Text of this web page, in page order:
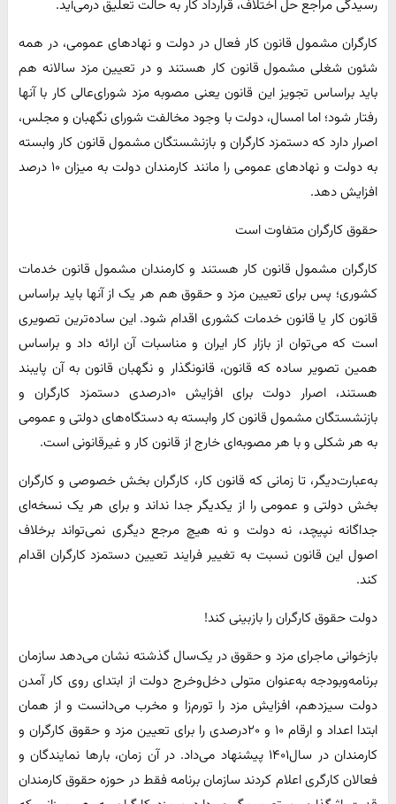
رسیدگی مراجع حل اختلاف، قرارداد کار به حالت تعلیق درمی‌آید.
کارگران مشمول قانون کار فعال در دولت و نهادهای عمومی، در همه
شئون شغلی مشمول قانون کار هستند و در تعیین مزد سالانه هم
باید براساس تجویز این قانون یعنی مصوبه مزد شورای‌عالی کار با آنها
رفتار شود؛ اما امسال، دولت با وجود مخالفت شورای نگهبان و مجلس،
اصرار دارد که دستمزد کارگران و بازنشستگان مشمول قانون کار وابسته
به دولت و نهادهای عمومی را مانند کارمندان دولت به میزان ۱۰ درصد
افزایش دهد.
حقوق کارگران متفاوت است
کارگران مشمول قانون کار هستند و کارمندان مشمول قانون خدمات
کشوری؛ پس برای تعیین مزد و حقوق هم هر یک از آنها باید براساس
قانون کار یا قانون خدمات کشوری اقدام شود. این ساده‌ترین تصویری
است که می‌توان از بازار کار ایران و مناسبات آن ارائه داد و براساس
همین تصویر ساده که قانون، قانونگذار و نگهبان قانون به آن پایبند
هستند، اصرار دولت برای افزایش ۱۰درصدی دستمزد کارگران و
بازنشستگان مشمول قانون کار وابسته به دستگاه‌های دولتی و عمومی
به هر شکلی و با هر مصوبه‌ای خارج از قانون کار و غیرقانونی است.
به‌عبارت‌دیگر، تا زمانی که قانون کار، کارگران بخش خصوصی و کارگران
بخش دولتی و عمومی را از یکدیگر جدا نداند و برای هر یک نسخه‌ای
جداگانه نپیچد، نه دولت و نه هیچ مرجع دیگری نمی‌تواند برخلاف
اصول این قانون نسبت به تغییر فرایند تعیین دستمزد کارگران اقدام
کند.
دولت حقوق کارگران را بازبینی کند!
بازخوانی ماجرای مزد و حقوق در یک‌سال گذشته نشان می‌دهد سازمان
برنامه‌وبودجه به‌عنوان متولی دخل‌وخرج دولت از ابتدای روی کار آمدن
دولت سیزدهم، افزایش مزد را تورم‌زا و مخرب می‌دانست و از همان
ابتدا اعداد و ارقام ۱۰ و ۲۰درصدی را برای تعیین مزد و حقوق کارگران و
کارمندان در سال۱۴۰۱ پیشنهاد می‌داد. در آن زمان، بارها نمایندگان و
فعالان کارگری اعلام کردند سازمان برنامه فقط در حوزه حقوق کارمندان